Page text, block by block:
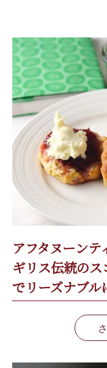
アフタヌーンテ
ギリス伝統の
でリーズナブル